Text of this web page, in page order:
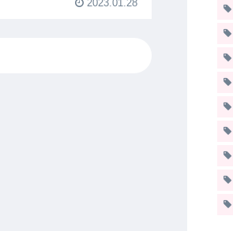
2023.01.28